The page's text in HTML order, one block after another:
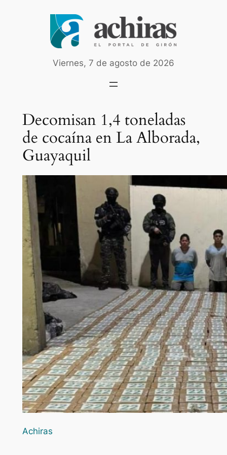
Viernes, 7 de agosto de 2026
Decomisan 1,4 toneladas
de cocaína en La Alborada,
Guayaquil
Achiras